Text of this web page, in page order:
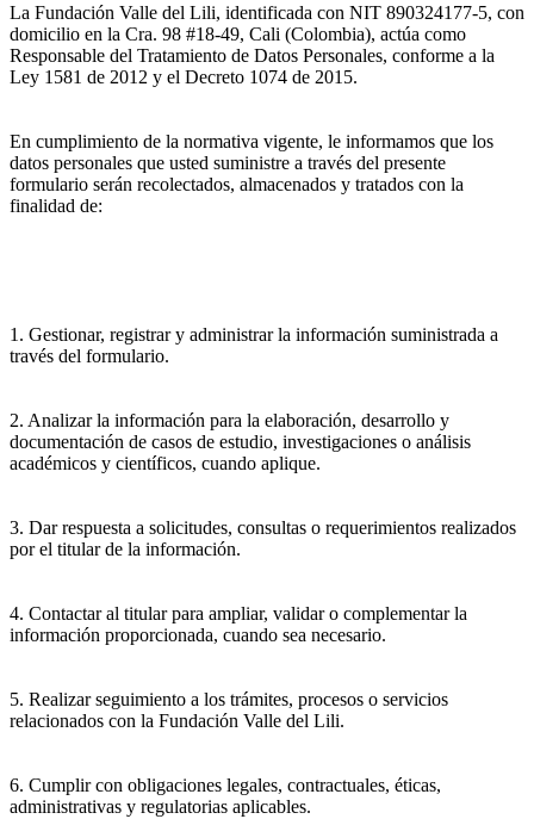
La Fundación Valle del Lili, identificada con NIT 890324177-5, con
domicilio en la Cra. 98 #18-49, Cali (Colombia), actúa como
Responsable del Tratamiento de Datos Personales, conforme a la
Ley 1581 de 2012 y el Decreto 1074 de 2015.
En cumplimiento de la normativa vigente, le informamos que los
datos personales que usted suministre a través del presente
formulario serán recolectados, almacenados y tratados con la
finalidad de:
1. Gestionar, registrar y administrar la información suministrada a
través del formulario.
2. Analizar la información para la elaboración, desarrollo y
documentación de casos de estudio, investigaciones o análisis
académicos y científicos, cuando aplique.
3. Dar respuesta a solicitudes, consultas o requerimientos realizados
por el titular de la información.
4. Contactar al titular para ampliar, validar o complementar la
información proporcionada, cuando sea necesario.
5. Realizar seguimiento a los trámites, procesos o servicios
relacionados con la Fundación Valle del Lili.
6. Cumplir con obligaciones legales, contractuales, éticas,
administrativas y regulatorias aplicables.